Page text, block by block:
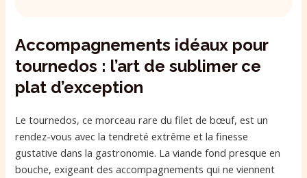
Accompagnements idéaux pour
tournedos : l’art de sublimer ce
plat d’exception
Le tournedos, ce morceau rare du filet de bœuf, est un
rendez-vous avec la tendreté extrême et la finesse
gustative dans la gastronomie. La viande fond presque en
bouche, exigeant des accompagnements qui ne viennent